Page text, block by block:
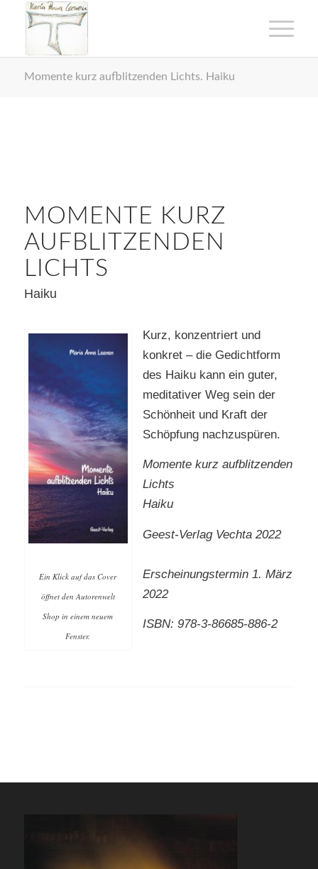
Momente kurz aufblitzenden Lichts. Haiku
MOMENTE KURZ
AUFBLITZENDEN
LICHTS
Haiku
Ein Klick auf das Cover
öffnet den Autorenwelt
Shop in einem neuem
Fenster.
Kurz, konzentriert und
konkret – die Gedichtform
des Haiku kann ein guter,
meditativer Weg sein der
Schönheit und Kraft der
Schöpfung nachzuspüren.
Momente kurz aufblitzenden
Lichts
Haiku
Geest-Verlag Vechta 2022
Erscheinungstermin 1. März
2022
ISBN: 978-3-86685-886-2